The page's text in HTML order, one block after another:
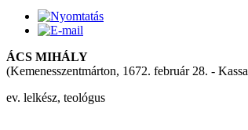
ÁCS MIHÁLY
(Kemenesszentmárton, 1672. február 28. -
ev. lelkész, teológus